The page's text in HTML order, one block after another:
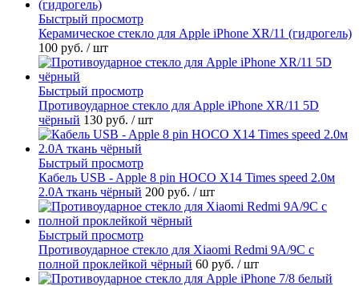
Быстрый просмотр
Керамическое стекло для Apple iPhone XR/11 (гидрогель)
100 руб. / шт
Быстрый просмотр
Противоударное стекло для Apple iPhone XR/11 5D
чёрный 130 руб. / шт
Быстрый просмотр
Кабель USB - Apple 8 pin HOCO X14 Times speed 2.0м
2.0A ткань чёрный 200 руб. / шт
Быстрый просмотр
Противоударное стекло для Xiaomi Redmi 9A/9C с
полной проклейкой чёрный 60 руб. / шт